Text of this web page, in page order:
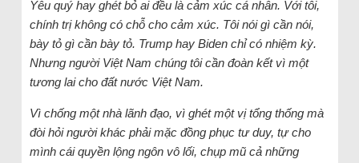
Yêu quý hay ghét bỏ ai đều là cảm xúc cá nhân. Với tôi,
chính trị không có chỗ cho cảm xúc. Tôi nói gì cần nói,
bày tỏ gì cần bày tỏ. Trump hay Biden chỉ có nhiệm kỳ.
Nhưng người Việt Nam chúng tôi cần đoàn kết vì một
tương lai cho đất nước Việt Nam.
Vì chống một nhà lãnh đạo, vì ghét một vị tổng thống mà
đòi hỏi người khác phải mặc đồng phục tư duy, tự cho
mình cái quyền lộng ngôn vô lối, chụp mũ cả những